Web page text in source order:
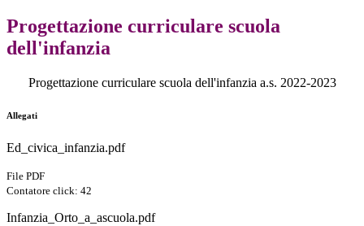
Progettazione curriculare scuola
dell'infanzia
Progettazione curriculare scuola dell'infanzia a.s. 2022-2023
Allegati
Ed_civica_infanzia.pdf
File PDF
Contatore click: 42
Infanzia_Orto_a_ascuola.pdf